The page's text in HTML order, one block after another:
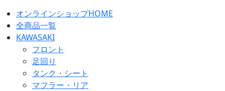
オンラインショップHOME
全商品一覧
KAWASAKI
フロント
足回り
タンク・シート
マフラー・リア